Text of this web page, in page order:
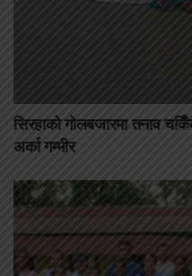
सिरहाको गोलबजारमा तनाव
अर्का गम्भीर